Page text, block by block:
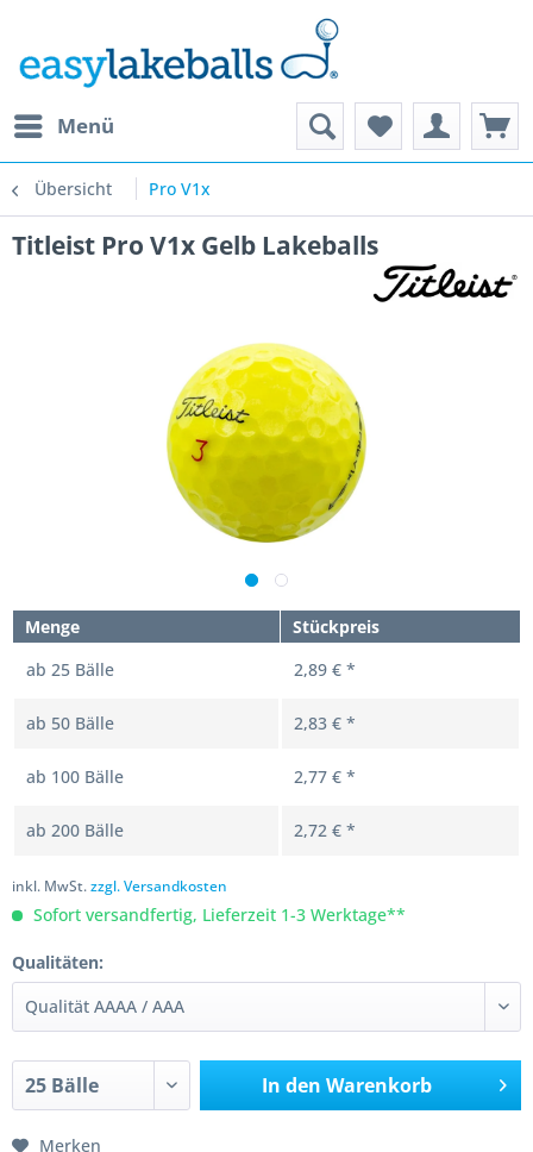
Menü
Übersicht Pro V1x
Titleist Pro V1x Gelb Lakeballs
Menge
Stückpreis
ab 25 Bälle 2,89 € *
ab 50 Bälle 2,83 € *
ab 100 Bälle 2,77 € *
ab 200 Bälle 2,72 € *
inkl. MwSt.zzgl. Versandkosten
Sofort versandfertig, Lieferzeit 1-3 Werktage**
Qualitäten:
In den Warenkorb
Merken